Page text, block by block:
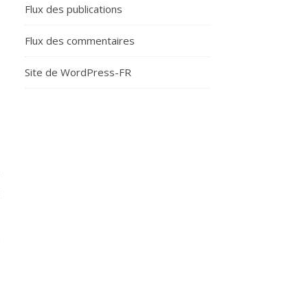
Flux des publications
Flux des commentaires
Site de WordPress-FR